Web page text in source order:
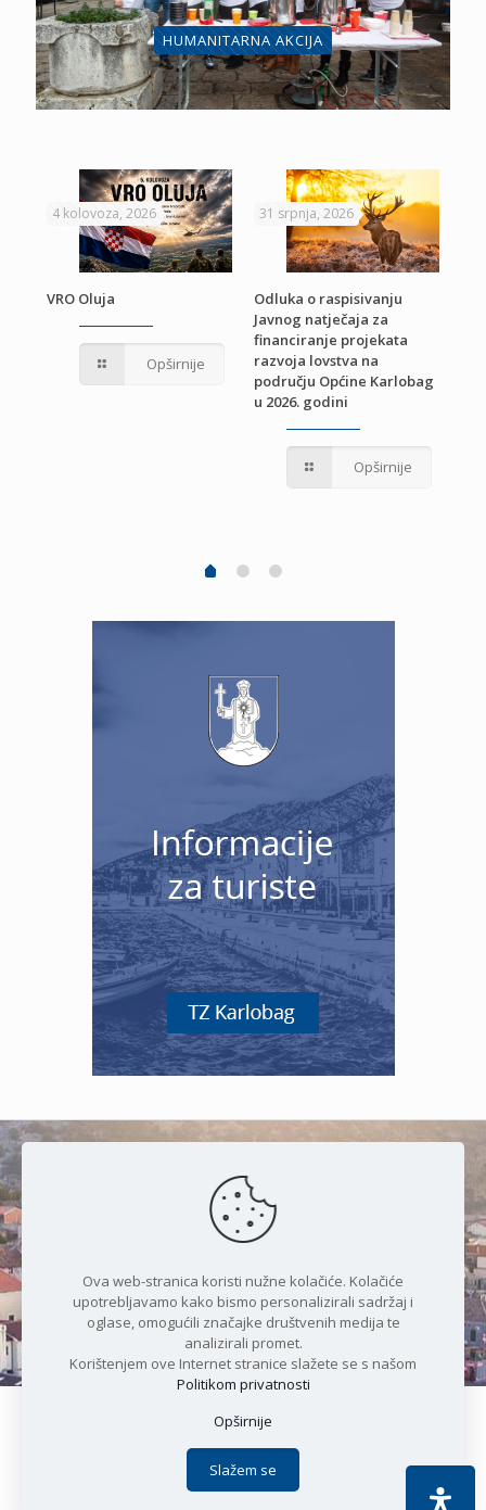
HUMANITARNA AKCIJA
4 kolovoza, 2026
VRO Oluja
Opširnije
31 srpnja, 2026
Odluka o raspisivanju
Javnog natječaja za
financiranje projekata
razvoja lovstva na
području Općine Karlobag
u 2026. godini
Opširnije
Čudesan spoj kristalnog mora i
prirode
Copyright © 2021 Općina Karlobag | Sva prava pridržana |
Politika privatnosti
Apoc IT
Ova web-stranica koristi nužne kolačiće. Kolačiće
upotrebljavamo kako bismo personalizirali sadržaj i
oglase, omogućili značajke društvenih medija te
analizirali promet.
Korištenjem ove Internet stranice slažete se s našom
Politikom privatnosti
Opširnije
Slažem se